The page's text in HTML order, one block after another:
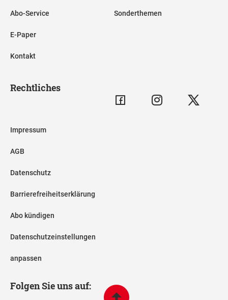
Abo-Service
E-Paper
Kontakt
Sonderthemen
Rechtliches
Impressum
AGB
Datenschutz
Barrierefreiheitserklärung
Abo kündigen
Datenschutzeinstellungen
anpassen
Folgen Sie uns auf: